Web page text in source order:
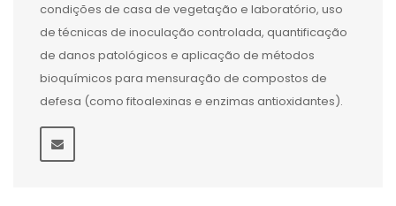
condições de casa de vegetação e laboratório, uso
de técnicas de inoculação controlada, quantificação
de danos patológicos e aplicação de métodos
bioquímicos para mensuração de compostos de
defesa (como fitoalexinas e enzimas antioxidantes).